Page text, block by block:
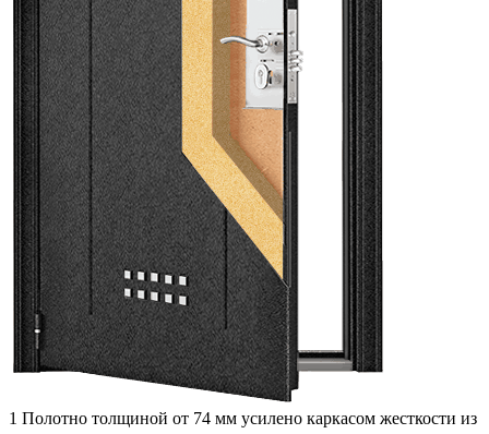
1 Полотно толщиной от 74 мм усилено каркасом жесткости из